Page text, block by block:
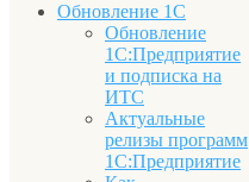
Обновление 1С
Обновление
1С:Предприятие
и подписка на
ИТС
Актуальные
релизы программ
1С:Предприятие